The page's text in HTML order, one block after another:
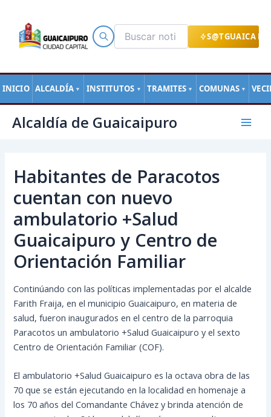
S@TGUAICA
INICIO ALCALDÍA ▼ INSTITUTOS ▼ TRAMITES ▼ COMUNAS ▼
contenido
Alcaldía de Guaicaipuro
Main
Habitantes de Paracotos
cuentan con nuevo
ambulatorio +Salud
Guaicaipuro y Centro de
Orientación Familiar
Continúando con las políticas implementadas por el alcalde
Farith Fraija, en el municipio Guaicaipuro, en materia de
salud, fueron inaugurados en el centro de la parroquia
Paracotos un ambulatorio +Salud Guaicaipuro y el sexto
Centro de Orientación Familiar (COF).
El ambulatorio +Salud Guaicaipuro es la octava obra de las
70 que se están ejecutando en la localidad en homenaje a
los 70 años del Comandante Chávez y brinda atención de
de